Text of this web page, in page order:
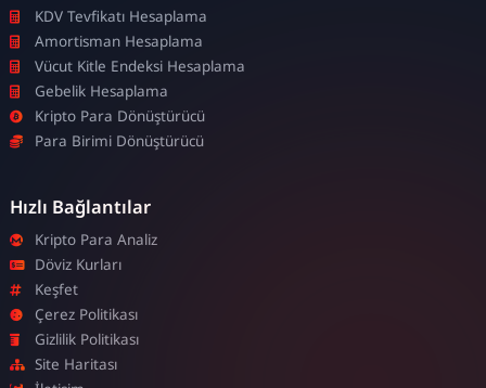
KDV Tevfikatı Hesaplama
Amortisman Hesaplama
Vücut Kitle Endeksi Hesaplama
Gebelik Hesaplama
Kripto Para Dönüştürücü
Para Birimi Dönüştürücü
Hızlı Bağlantılar
Kripto Para Analiz
Döviz Kurları
Keşfet
Çerez Politikası
Gizlilik Politikası
Site Haritası